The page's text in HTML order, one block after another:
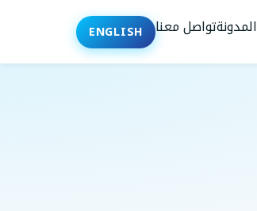
المدونةتواصل معنا ENGLISH